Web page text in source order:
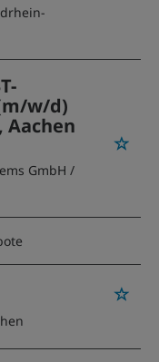
w/d)
Aachen
GmbH /